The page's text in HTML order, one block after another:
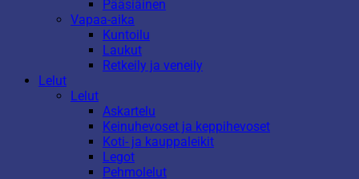
Pääsiäinen
Vapaa-aika
Kuntoilu
Laukut
Retkeily ja veneily
Lelut
Lelut
Askartelu
Keinuhevoset ja keppihevoset
Koti- ja kauppaleikit
Legot
Pehmolelut